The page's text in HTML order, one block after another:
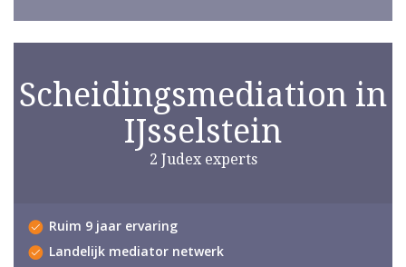
Scheidingsmediation in
IJsselstein
2 Judex experts
Ruim 9 jaar ervaring
Landelijk mediator netwerk